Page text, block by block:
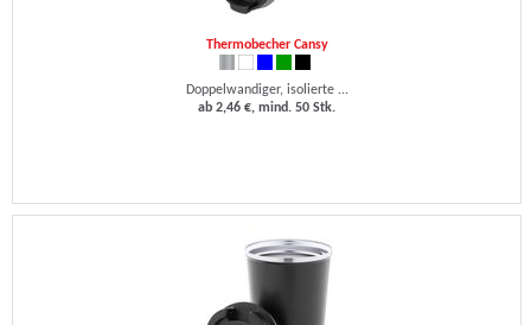
Thermobecher Cansy
Doppelwandiger, isolierte ...
ab 2,46 €, mind. 50 Stk.